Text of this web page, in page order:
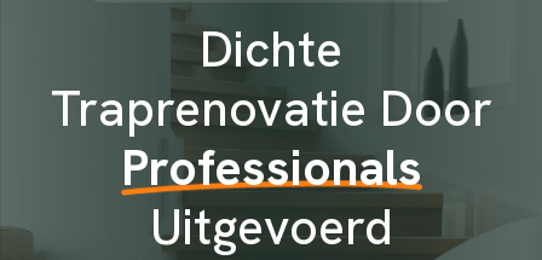
Dichte
Traprenovatie Door
Professionals
Uitgevoerd